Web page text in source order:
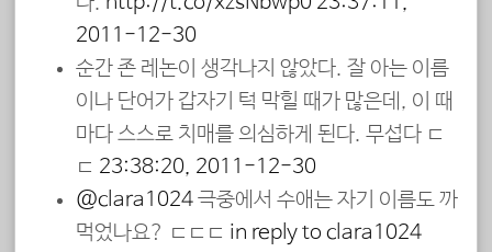
2011-12-30
순간 존 레논이 생각나지 않았다. 잘 아는 이름
이나 단어가 갑자기 턱 막힐 때가 많은데, 이 때
마다 스스로 치매를 의심하게 된다. 무섭다 ㄷ
ㄷ 23:38:20, 2011-12-30
@clara1024극중에서 수애는 자기 이름도 까
먹었나요? ㄷㄷㄷ in reply to clara1024